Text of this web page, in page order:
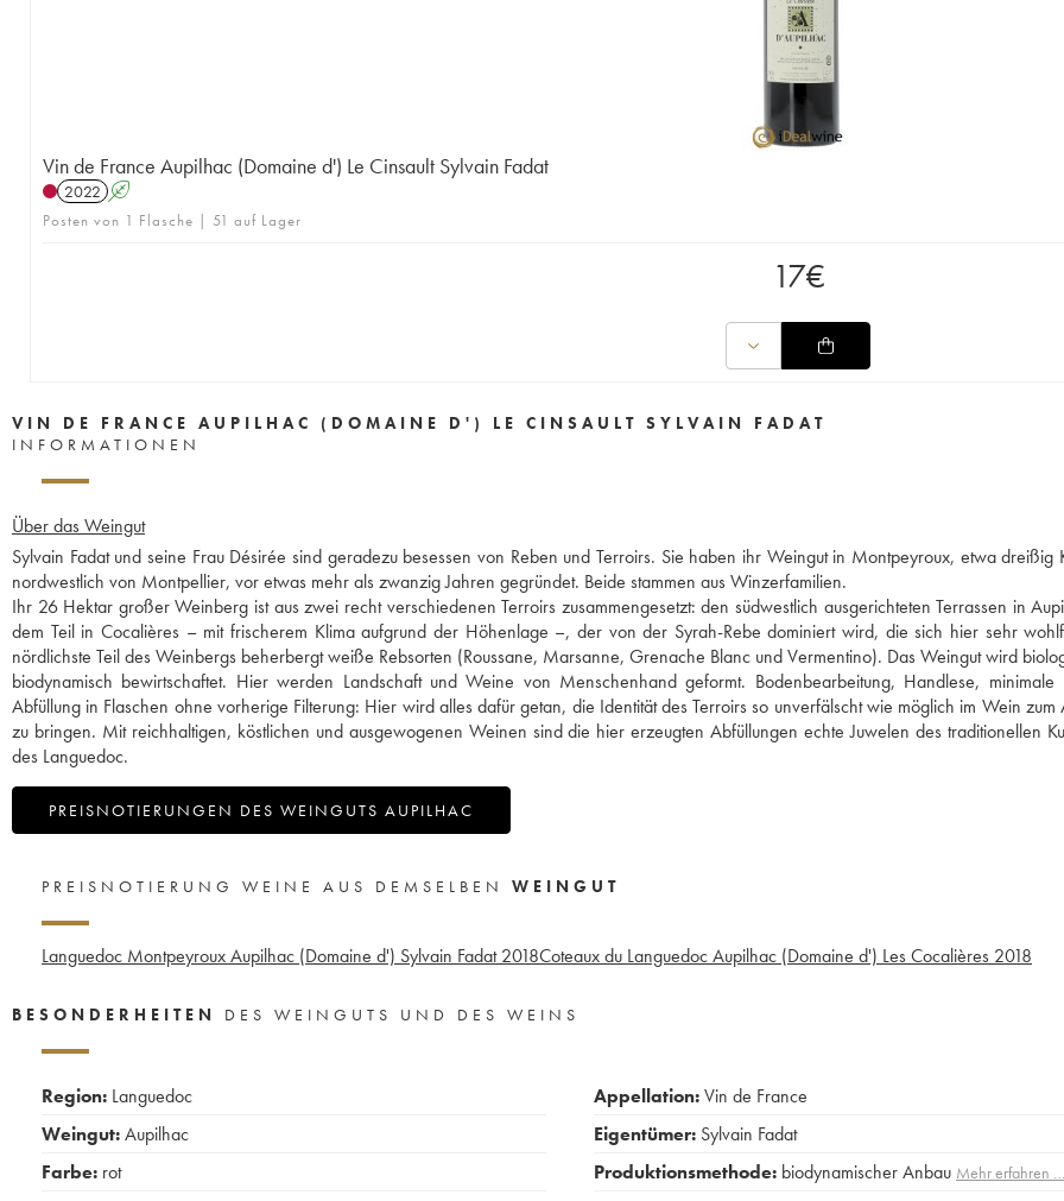
Vin de France Aupilhac (Domaine d') Le Cinsault Sylvain Fadat
2022 A
Posten von 1 Flasche | 51 auf Lager
17€
VIN DE FRANCE AUPILHAC (DOMAINE D') LE CINSAULT SYLVAIN FADAT
INFORMATIONEN
Über das Weingut
Sylvain Fadat und seine Frau Désirée sind geradezu besessen von Reben und Terroirs. Sie haben ihr Weingut in Montpeyroux, etwa dreißig
nordwestlich von Montpellier, vor etwas mehr als zwanzig Jahren gegründet. Beide stammen aus Winzerfamilien.
Ihr 26 Hektar großer Weinberg ist aus zwei recht verschiedenen Terroirs zusammengesetzt: den südwestlich ausgerichteten Terrassen in
dem Teil in Cocalières – mit frischerem Klima aufgrund der Höhenlage –, der von der Syrah-Rebe dominiert wird, die sich hier sehr
nördlichste Teil des Weinbergs beherbergt weiße Rebsorten (Roussane, Marsanne, Grenache Blanc und Vermentino). Das Weingut wird
biodynamisch bewirtschaftet. Hier werden Landschaft und Weine von Menschenhand geformt. Bodenbearbeitung, Handlese, minimale
Abfüllung in Flaschen ohne vorherige Filterung: Hier wird alles dafür getan, die Identität des Terroirs so unverfälscht wie möglich im Wein zum
zu bringen. Mit reichhaltigen, köstlichen und ausgewogenen Weinen sind die hier erzeugten Abfüllungen echte Juwelen des traditionellen
des Languedoc.
PREISNOTIERUNGEN DES WEINGUTS AUPILHAC
PREISNOTIERUNG WEINE AUS DEMSELBEN WEINGUT
Languedoc Montpeyroux Aupilhac (Domaine d') Sylvain Fadat 2018Coteaux du Languedoc Aupilhac (Domaine d') Les Cocalières 2018
BESONDERHEITEN DES WEINGUTS UND DES WEINS
Region: Languedoc
Weingut:Aupilhac
Farbe: rot
Appellation:Vin de France
Eigentümer: Sylvain Fadat
Produktionsmethode: biodynamischer Anbau Mehr erfahren